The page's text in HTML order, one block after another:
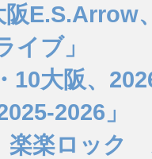
阪E.S.Arrow
イブ」
10大阪、
2026」
楽ロック